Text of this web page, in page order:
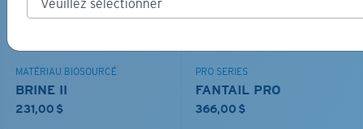
MATÉRIAU BIOSOURCÉ
BRINE II
231,00 $
PRO SERIES
FANTAIL PRO
366,00 $